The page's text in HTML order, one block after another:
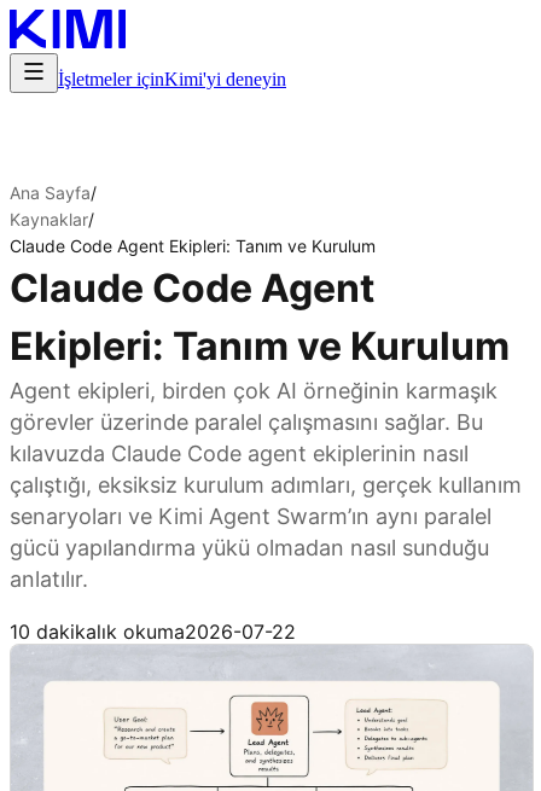
İşletmeler içinKimi'yi deneyin
Ana Sayfa/
Kaynaklar/
Claude Code Agent Ekipleri: Tanım ve Kurulum
Claude Code Agent
Ekipleri: Tanım ve Kurulum
Agent ekipleri, birden çok AI örneğinin karmaşık
görevler üzerinde paralel çalışmasını sağlar. Bu
kılavuzda Claude Code agent ekiplerinin nasıl
çalıştığı, eksiksiz kurulum adımları, gerçek kullanım
senaryoları ve Kimi Agent Swarm’ın aynı paralel
gücü yapılandırma yükü olmadan nasıl sunduğu
anlatılır.
10 dakikalık okuma2026-07-22